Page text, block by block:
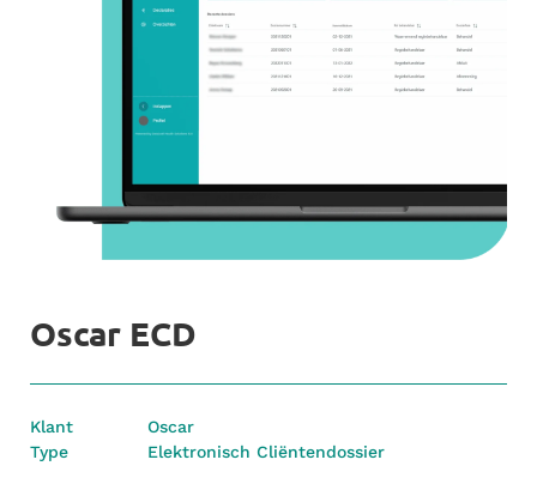
Oscar ECD
Klant
Oscar
Type
Elektronisch Cliëntendossier